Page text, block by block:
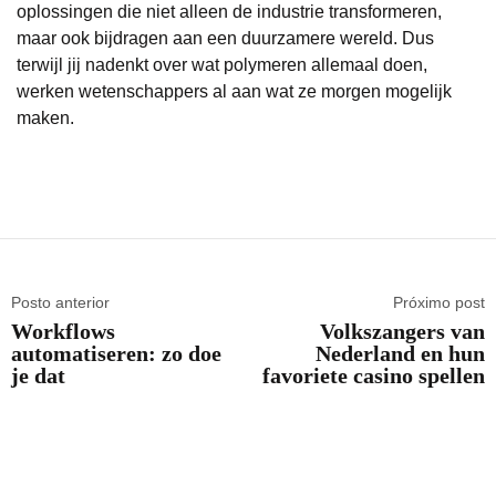
oplossingen die niet alleen de industrie transformeren,
maar ook bijdragen aan een duurzamere wereld. Dus
terwijl jij nadenkt over wat polymeren allemaal doen,
werken wetenschappers al aan wat ze morgen mogelijk
maken.
Posto anterior
Workflows
automatiseren: zo doe
je dat
Próximo post
Volkszangers van
Nederland en hun
favoriete casino spellen